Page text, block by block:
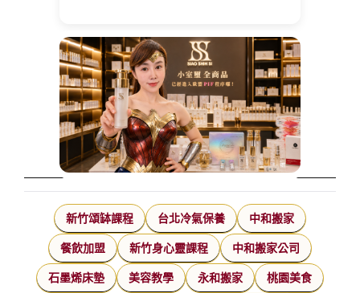
新竹頌缽課程 台北冷氣保養 中和搬家
餐飲加盟 新竹身心靈課程 中和搬家公司
石墨烯床墊 美容教學 永和搬家 桃園美食